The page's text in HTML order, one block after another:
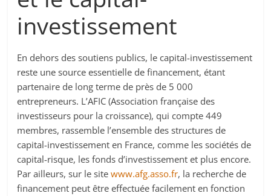
investissement
En dehors des soutiens publics, le capital-investissement
reste une source essentielle de financement, étant
partenaire de long terme de près de 5 000
entrepreneurs. L’AFIC (Association française des
investisseurs pour la croissance), qui compte 449
membres, rassemble l’ensemble des structures de
capital-investissement en France, comme les sociétés de
capital-risque, les fonds d’investissement et plus encore.
Par ailleurs, sur le sitewww.afg.asso.fr, la recherche de
financement peut être effectuée facilement en fonction